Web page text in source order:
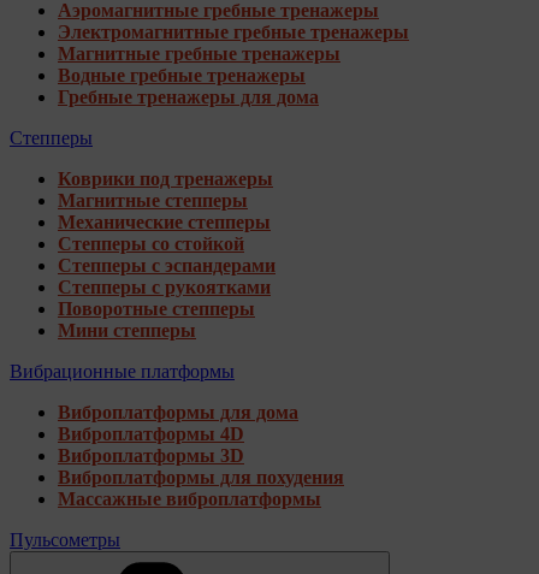
Аэромагнитные гребные тренажеры
Электромагнитные гребные тренажеры
Магнитные гребные тренажеры
Водные гребные тренажеры
Гребные тренажеры для дома
Степперы
Коврики под тренажеры
Магнитные степперы
Механические степперы
Степперы со стойкой
Степперы с эспандерами
Степперы с рукоятками
Поворотные степперы
Мини степперы
Вибрационные платформы
Виброплатформы для дома
Виброплатформы 4D
Виброплатформы 3D
Виброплатформы для похудения
Массажные виброплатформы
Пульсометры